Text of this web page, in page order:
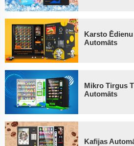
Karsto
Automāts
Mikro Tirgus
Automāts
Kafijas